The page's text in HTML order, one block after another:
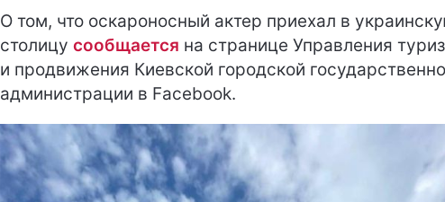
О том, что оскароносный актер приехал в
столицу сообщается на странице Управления
и продвижения Киевской городской
администрации в Facebook.